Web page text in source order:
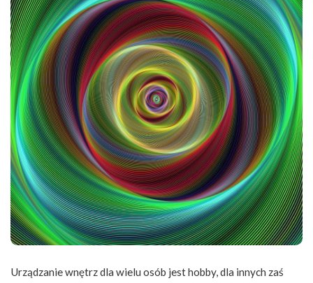
Urządzanie wnętrz dla wielu osób jest hobby, dla innych zaś